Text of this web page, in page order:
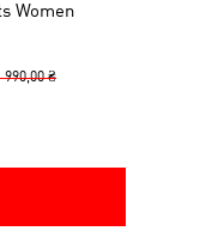
Women
990,00 ₴